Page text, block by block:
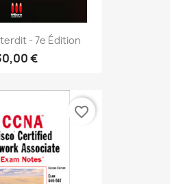
- 7e Édition
€
favorite_border